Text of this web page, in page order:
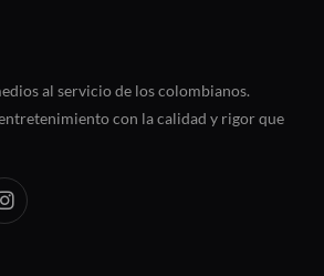
al servicio de los colombianos.
con la calidad y rigor que